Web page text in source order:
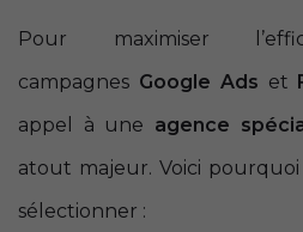
Pour maximiser
campagnes Google Ads et
appel à une agence
atout majeur. Voici
sélectionner :